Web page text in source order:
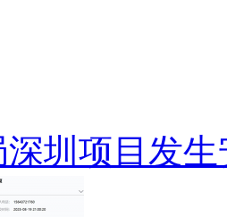
圳项目发生